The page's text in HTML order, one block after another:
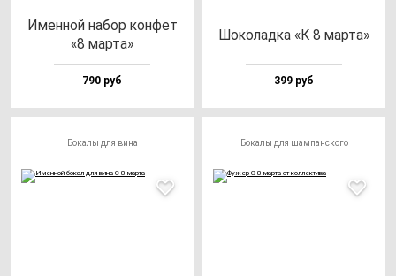
Имен­ной на­бор кон­фет
«8 мар­та»
790 руб
Шоко­лад­ка «К 8 мар­та»
399 руб
Бокалы для вина Бокалы для шампанского